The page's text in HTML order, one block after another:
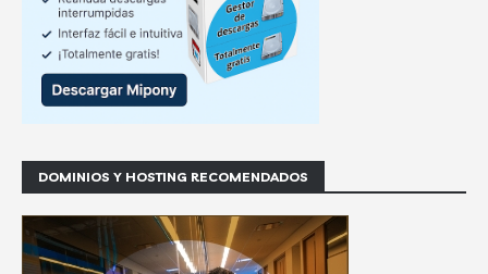
DOMINIOS Y HOSTING RECOMENDADOS